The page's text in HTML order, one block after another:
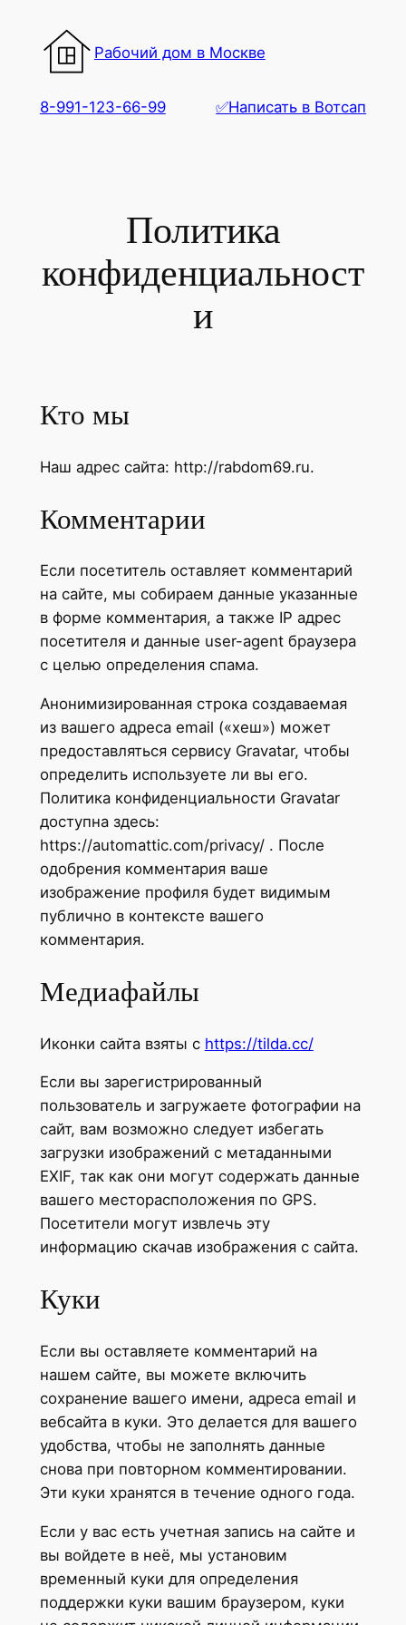
содержимому
Рабочий дом в Москве
8-991-123-66-99 ✅Написать в Вотсап
Политика
конфиденциальност
и
Кто мы
Наш адрес сайта: http://rabdom69.ru.
Комментарии
Если посетитель оставляет комментарий
на сайте, мы собираем данные указанные
в форме комментария, а также IP адрес
посетителя и данные user-agent браузера
с целью определения спама.
Анонимизированная строка создаваемая
из вашего адреса email («хеш») может
предоставляться сервису Gravatar, чтобы
определить используете ли вы его.
Политика конфиденциальности Gravatar
доступна здесь:
https://automattic.com/privacy/ . После
одобрения комментария ваше
изображение профиля будет видимым
публично в контексте вашего
комментария.
Медиафайлы
Иконки сайта взяты с https://tilda.cc/
Если вы зарегистрированный
пользователь и загружаете фотографии на
сайт, вам возможно следует избегать
загрузки изображений с метаданными
EXIF, так как они могут содержать данные
вашего месторасположения по GPS.
Посетители могут извлечь эту
информацию скачав изображения с сайта.
Куки
Если вы оставляете комментарий на
нашем сайте, вы можете включить
сохранение вашего имени, адреса email и
вебсайта в куки. Это делается для вашего
удобства, чтобы не заполнять данные
снова при повторном комментировании.
Эти куки хранятся в течение одного года.
Если у вас есть учетная запись на сайте и
вы войдете в неё, мы установим
временный куки для определения
поддержки куки вашим браузером, куки